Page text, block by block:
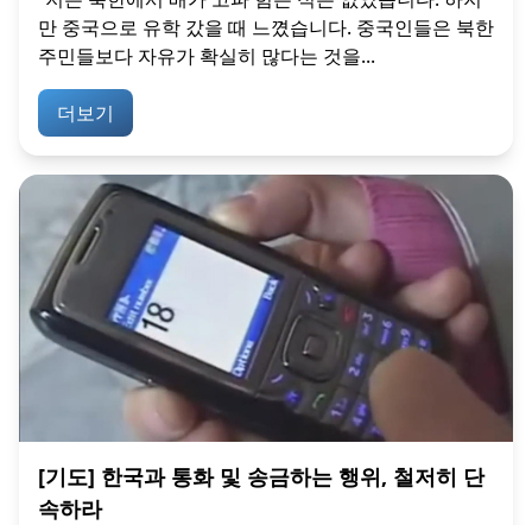
만 중국으로 유학 갔을 때 느꼈습니다. 중국인들은 북한
주민들보다 자유가 확실히 많다는 것을...
더보기
[기도] 한국과 통화 및 송금하는 행위, 철저히 단
속하라